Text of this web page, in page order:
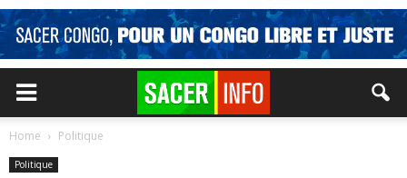
Home Politique
Politique